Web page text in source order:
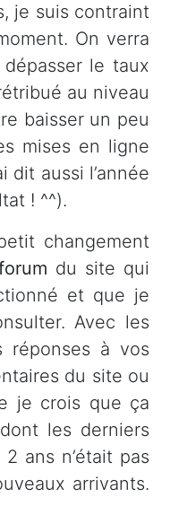
je suis contraint
On verra
le taux
au niveau
baisser un peu
mises en ligne
dit aussi l’année
! ^^).
changement
du site qui
et que je
Avec les
réponses à vos
du site ou
je crois que ça
les derniers
ans n’était pas
arrivants.